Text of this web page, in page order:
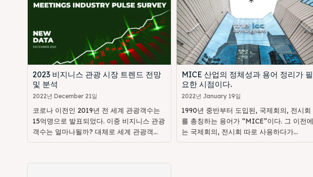
2023 비지니스 관광 시장 트렌드 전망
및 분석
2022년 December 21일
코로나 이전인 2019년 전 세계 관광객수는
15억명으로 발표되었다. 이중 비지니스 관광
객수는 얼마나될까? 대체로 세계 관광객...
MICE 산업의 정체성과 용어 정리가 필
요한 시점이다.
2022년 January 19일
1990년 중반부터 도입된, 국제회의, 전시회
를 총칭하는 용어가 “MICE”이다. 그 이전에
는 국제회의, 전시회 따로 사용하다가...